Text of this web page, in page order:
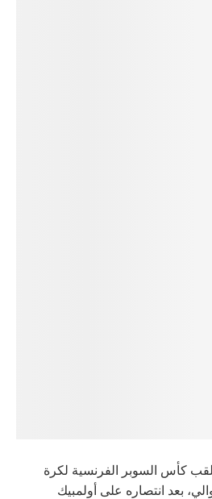
كأس السوبر الفرنسية لكرة
بعد انتصاره على أولمبيك